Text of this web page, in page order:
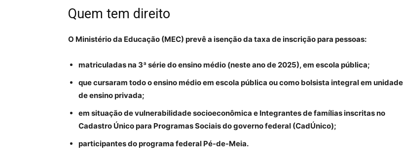
Quem tem direito
O Ministério da Educação (MEC) prevê a isenção da taxa de inscrição para pessoas:
matriculadas na 3ª série do ensino médio (neste ano de 2025), em escola pública;
que cursaram todo o ensino médio em escola pública ou como bolsista integral em unidade
de ensino privada;
em situação de vulnerabilidade socioeconômica e Integrantes de famílias inscritas no
Cadastro Único para Programas Sociais do governo federal (CadÚnico);
participantes do programa federal Pé-de-Meia.